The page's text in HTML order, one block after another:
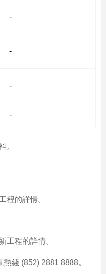
-
-
-
-
。
程的詳情。
工程的詳情。
綫 (852) 2881 8888。